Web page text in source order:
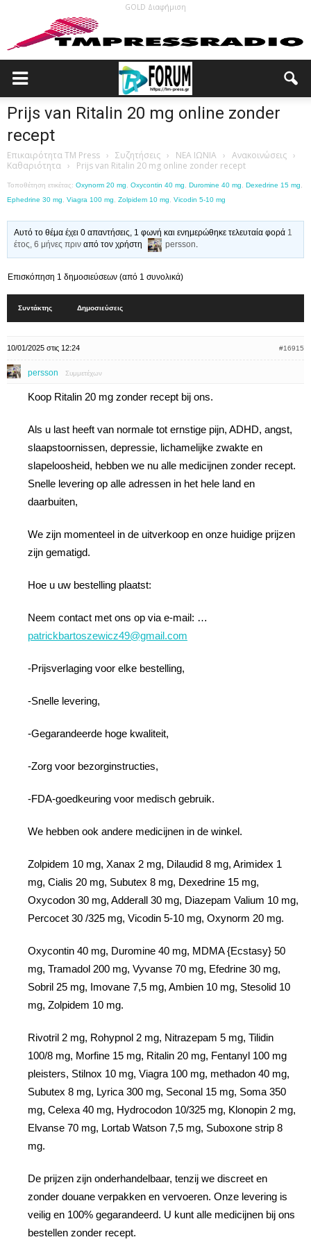
GOLD Διαφήμιση
Prijs van Ritalin 20 mg online zonder
recept
Επικαιρότητα TM Press › Συζητήσεις › ΝΕΑ ΙΩΝΙΑ › Ανακοινώσεις ›
Καθαριότητα › Prijs van Ritalin 20 mg online zonder recept
Τοποθέτηση ετικέτας: Oxynorm 20 mg Oxycontin 40 mg Duromine 40 mg Dexedrine 15 mg
Ephedrine 30 mg
Viagra 100 mg Zolpidem 10 mg Vicodin 5-10 mg
Αυτό το θέμα έχει 0 απαντήσεις, 1 φωνή και ενημερώθηκε τελευταία φορά 1
έτος, 6 μήνες πριν από τον χρήστη persson.
Επισκόπηση 1 δημοσιεύσεων (από 1 συνολικά)
Συντάκτης Δημοσιεύσεις
10/01/2025 στις 12:24 #16915
persson Συμμετέχων
Koop Ritalin 20 mg zonder recept bij ons.
Als u last heeft van normale tot ernstige pijn, ADHD, angst,
slaapstoornissen, depressie, lichamelijke zwakte en
slapeloosheid, hebben we nu alle medicijnen zonder recept.
Snelle levering op alle adressen in het hele land en
daarbuiten,
We zijn momenteel in de uitverkoop en onze huidige prijzen
zijn gematigd.
Hoe u uw bestelling plaatst:
Neem contact met ons op via e-mail: …
patrickbartoszewicz49@gmail.com
-Prijsverlaging voor elke bestelling,
-Snelle levering,
-Gegarandeerde hoge kwaliteit,
-Zorg voor bezorginstructies,
-FDA-goedkeuring voor medisch gebruik.
We hebben ook andere medicijnen in de winkel.
Zolpidem 10 mg, Xanax 2 mg, Dilaudid 8 mg, Arimidex 1
mg, Cialis 20 mg, Subutex 8 mg, Dexedrine 15 mg,
Oxycodon 30 mg, Adderall 30 mg, Diazepam Valium 10 mg,
Percocet 30 /325 mg, Vicodin 5-10 mg, Oxynorm 20 mg.
Oxycontin 40 mg, Duromine 40 mg, MDMA {Ecstasy} 50
mg, Tramadol 200 mg, Vyvanse 70 mg, Efedrine 30 mg,
Sobril 25 mg, Imovane 7,5 mg, Ambien 10 mg, Stesolid 10
mg, Zolpidem 10 mg.
Rivotril 2 mg, Rohypnol 2 mg, Nitrazepam 5 mg, Tilidin
100/8 mg, Morfine 15 mg, Ritalin 20 mg, Fentanyl 100 mg
pleisters, Stilnox 10 mg, Viagra 100 mg, methadon 40 mg,
Subutex 8 mg, Lyrica 300 mg, Seconal 15 mg, Soma 350
mg, Celexa 40 mg, Hydrocodon 10/325 mg, Klonopin 2 mg,
Elvanse 70 mg, Lortab Watson 7,5 mg, Suboxone strip 8
mg.
De prijzen zijn onderhandelbaar, tenzij we discreet en
zonder douane verpakken en vervoeren. Onze levering is
veilig en 100% gegarandeerd. U kunt alle medicijnen bij ons
bestellen zonder recept.